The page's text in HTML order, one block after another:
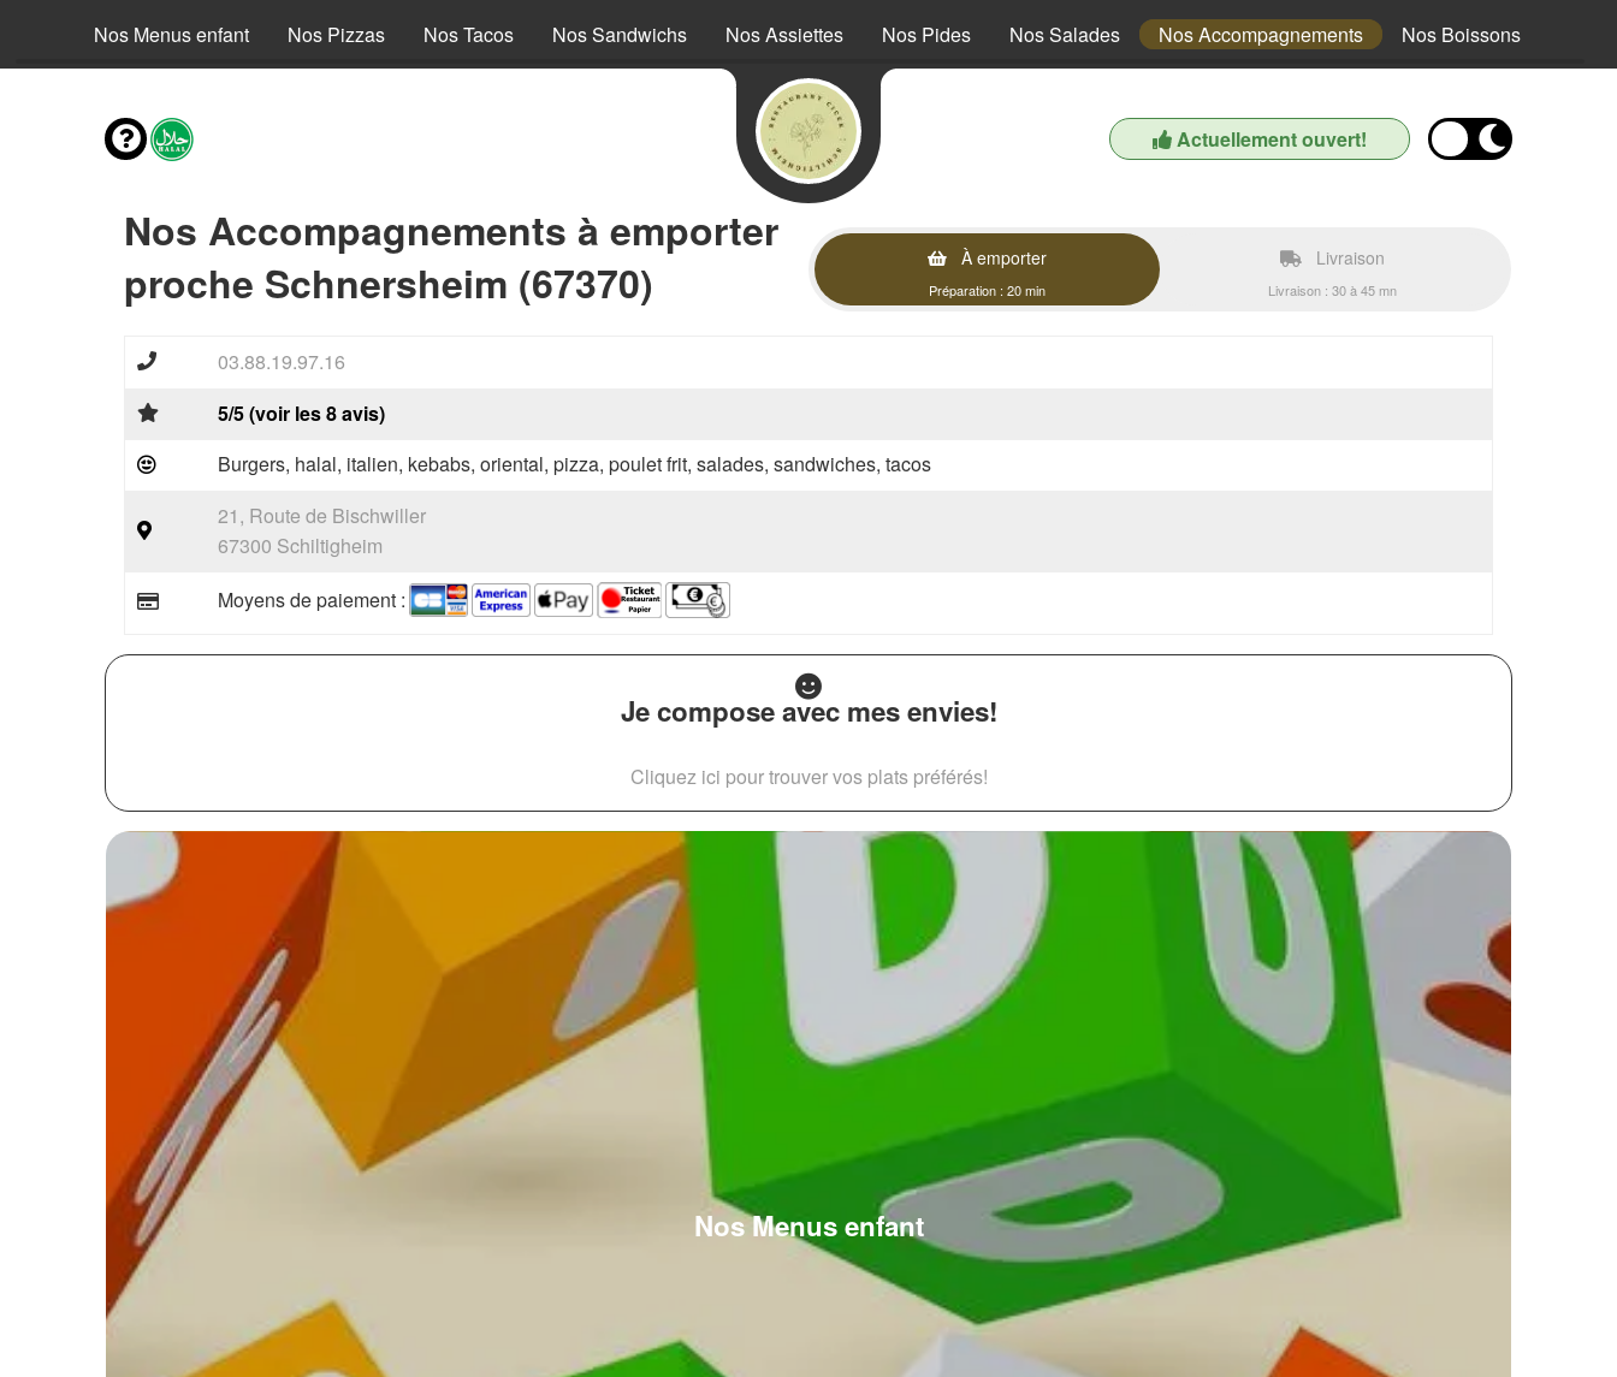
Nos Menus enfant Nos Pizzas Nos Tacos Nos Sandwichs Nos Assiettes Nos Pides Nos Salades Nos Accompagnements Nos Boissons
Actuellement ouvert!
Nos Accompagnements à emporter
proche Schnersheim (67370)
À emporter
Préparation : 20 min
Livraison
Livraison : 30 à 45 mn
03.88.19.97.16
5/5 (voir les 8 avis)
Burgers, halal, italien, kebabs, oriental, pizza, poulet frit, salades, sandwiches, tacos
21, Route de Bischwiller
67300 Schiltigheim
Moyens de paiement :
Je compose avec mes envies!
Cliquez ici pour trouver vos plats préférés!
Nos Menus enfant